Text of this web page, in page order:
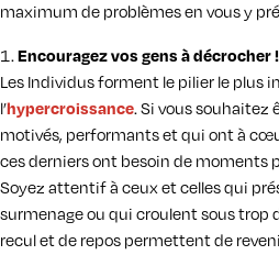
maximum de problèmes en vous y
Encouragez vos gens à décrocher !
Les Individus forment le pilier le plus
l’hypercroissance. Si vous souhaitez
motivés, performants et qui ont à
ces derniers ont besoin de moments
Soyez attentif à ceux et celles qui
surmenage ou qui croulent sous trop
recul et de repos permettent de